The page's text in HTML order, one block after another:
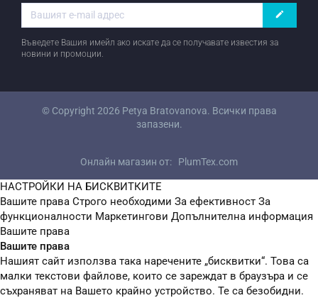
create
Въведете Вашия имейл ако искате да се получавате известия за
новини и промоции.
© Copyright 2026 Petya Bratovanova. Всички права
запазени.
Онлайн магазин от: PlumTex.com
НАСТРОЙКИ НА БИСКВИТКИТЕ
Вашите права Строго необходими За ефективност За
функционалности Маркетингови Допълнителна информация
Вашите права
Вашите права
Нашият сайт използва така наречените „бисквитки“. Това са
малки текстови файлове, които се зареждат в браузъра и се
съхраняват на Вашето крайно устройство. Те са безобидни.